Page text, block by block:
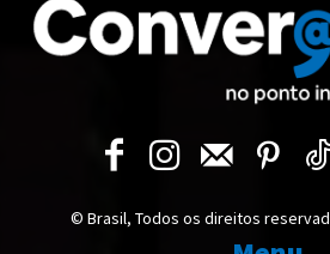
© Brasil, Todos os direitos